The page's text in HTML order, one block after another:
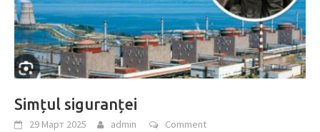
Simțul siguranței
29 Март 2025 admin Comment